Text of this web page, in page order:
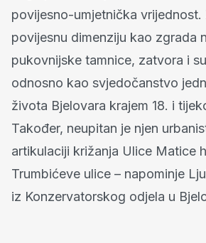
povijesno-umjetnička vrijednost.
povijesnu dimenziju kao zgrada
pukovnijske tamnice, zatvora i
odnosno kao svjedočanstvo
života Bjelovara krajem 18. i
Također, neupitan je njen
artikulaciji križanja Ulice Matice
Trumbićeve ulice – napominje
iz Konzervatorskog odjela u